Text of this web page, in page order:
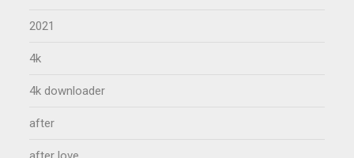
2021
4k
4k downloader
after